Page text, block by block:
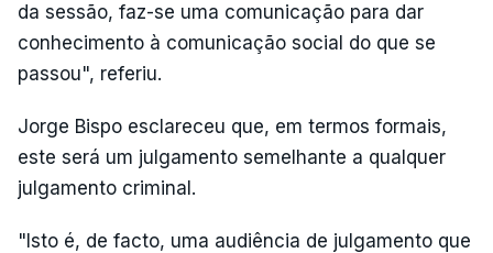
da sessão, faz-se uma comunicação para dar
conhecimento à comunicação social do que se
passou", referiu.
Jorge Bispo esclareceu que, em termos formais,
este será um julgamento semelhante a qualquer
julgamento criminal.
"Isto é, de facto, uma audiência de julgamento que